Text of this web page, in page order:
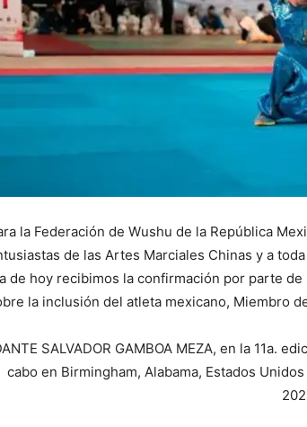
la Federación de Wushu de la República
de las Artes Marciales Chinas y a
de hoy recibimos la confirmación por parte
la inclusión del atleta mexicano, Miembro
SALVADOR GAMBOA MEZA, en la 11a.
cabo en Birmingham, Alabama, Estados